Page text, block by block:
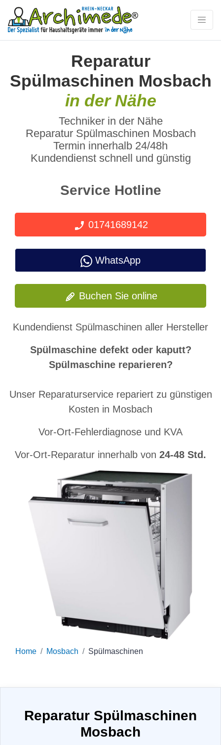
Reparatur
Spülmaschinen Mosbach
in der Nähe
Techniker in der Nähe
Reparatur Spülmaschinen Mosbach
Termin innerhalb 24/48h
Kundendienst schnell und günstig
Service Hotline
01741689142
WhatsApp
Buchen Sie online
Kundendienst Spülmaschinen aller Hersteller
Spülmaschine defekt oder kaputt?
Spülmaschine reparieren?
Unser Reparaturservice repariert zu günstigen
Kosten in Mosbach
Vor-Ort-Fehlerdiagnose und KVA
Vor-Ort-Reparatur innerhalb von 24-48 Std.
Home Mosbach Spülmaschinen
Reparatur Spülmaschinen
Mosbach